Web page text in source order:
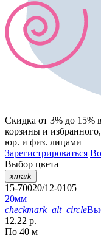
Скидка от 3% до 15%
корзины и избранного
юр. и физ. лицами
Зарегистрироваться
Выбор цвета
xmark
15-70020/12-0105
20мм
checkmark_alt_circle
12.22 р.
По 40 м